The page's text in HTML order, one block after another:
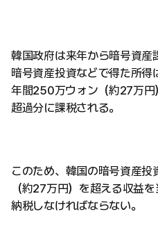
韓国政府は来年から暗号資産
暗号資産投資などで得た所得
年間250万ウォン（約27万円
超過分に課税される。
このため、韓国の暗号資産
（約27万円）を超える収益を
納税しなければならない。